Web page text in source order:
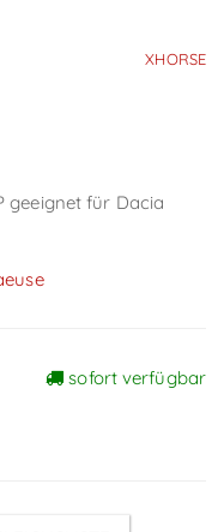
XHORSE
geeignet für Dacia
sofort verfügbar